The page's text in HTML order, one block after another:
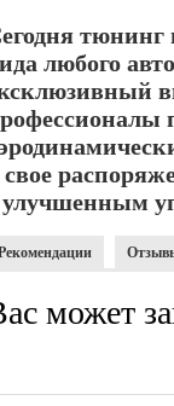
тюнинг
любого
свое
улучшенным
может